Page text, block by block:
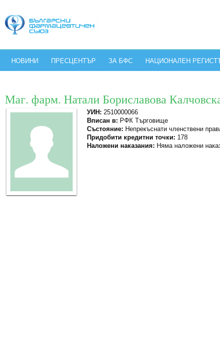
НОВИНИ ПРЕСЦЕНТЪР ЗА БФС НАЦИОНАЛЕН
Маг. фарм. Натали Бориславова
УИН: 2510000066
Вписан в: РФК Търговище
Състояние: Непрекъснати членствени
Придобити кредитни точки: 178
Наложени наказания: Няма наложени